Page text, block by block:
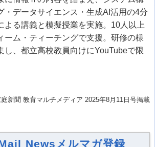
・データサイエンス・生成AI活用の4分
よる講義と模擬授業を実施。10人以上
ーム・ティーチングで支援。研修の様
し、都立高校教員向けにYouTubeで限
新聞 教育マルチメディア 2025年8月11日号掲載
Newsメルマガ登録